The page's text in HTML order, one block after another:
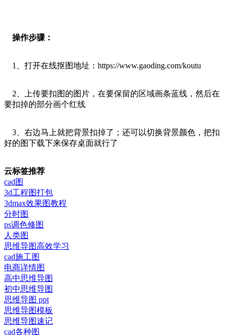
操作步骤：
1、打开在线抠图地址： https://www.gaoding.com/koutu
2、上传要扣图的图片，在要保留的区域画条蓝线，然后在
要扣掉的部分画个红线
3、右边马上就把背景扣掉了；还可以切换背景颜色，把扣
好的图下载下来保存桌面就行了
云标签推荐
cad图
3d工程图打包
3dmax效果图教程
分时图
ps调色修图
人类图
思维导图高效学习
cad施工图
电商详情图
高中思维导图
初中思维导图
思维导图 ppt
思维导图模板
思维导图速记
cad各种图